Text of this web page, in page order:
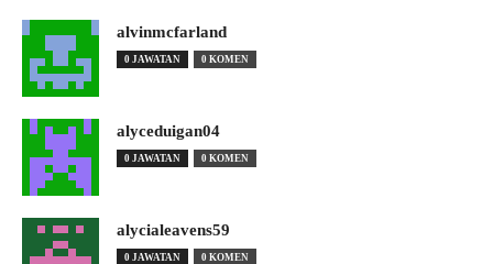
alvinmcfarland
0 JAWATAN 0 KOMEN
alyceduigan04
0 JAWATAN 0 KOMEN
alycialeavens59
0 JAWATAN 0 KOMEN